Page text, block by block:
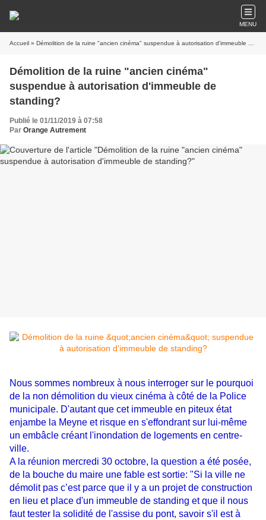
MENU
Accueil » Démolition de la ruine "ancien cinéma" suspendue à autorisation d'immeuble de standing?
Démolition de la ruine "ancien cinéma"
suspendue à autorisation d'immeuble de
standing?
Publié le 01/11/2019 à 07:58
Par Orange Autrement
Nous sommes nombreux à nous interroger sur le pourquoi
de la non démolition du vieux cinéma à côté de la Police
municipale. D'autant que cet immeuble en piteux état
enjambe la Meyne et risque en s'effondrant sur lui-même
un embâcle créant l'inondation de logements en centre-
ville.
A la réunion mercredi 30 octobre, la question a été posée,
de la bouche du maire une fable est sortie: "Si la ville ne
démolit pas c’est parce que il y a un projet de construction
en lieu et place d'un immeuble de standing et que il nous
faut tester la solidité de l'assise du pont, savoir s'il est à